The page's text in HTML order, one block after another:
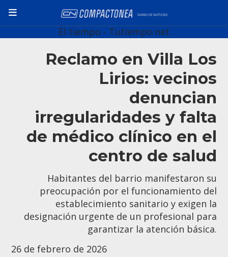
El tiempo - Tutiempo.net
Reclamo en Villa Los
Lirios: vecinos
denuncian
irregularidades y falta
de médico clínico en el
centro de salud
Habitantes del barrio manifestaron su
preocupación por el funcionamiento del
establecimiento sanitario y exigen la
designación urgente de un profesional para
garantizar la atención básica.
26 de febrero de 2026